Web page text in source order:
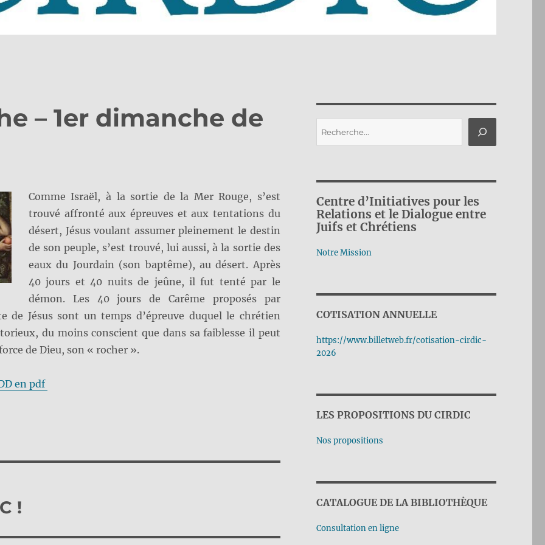
– 1er dimanche de
Comme Israël, à la sortie de la Mer Rouge, s’est
trouvé affronté aux épreuves et aux tentations du
désert, Jésus voulant assumer pleinement le destin
de son peuple, s’est trouvé, lui aussi, à la sortie des
eaux du Jourdain (son baptême), au désert. Après
40 jours et 40 nuits de jeûne, il fut tenté par le
démon. Les 40 jours de Carême proposés par
de Jésus sont un temps d’épreuve duquel le chrétien
du moins conscient que dans sa faiblesse il peut
de Dieu, son « rocher ».
en pdf
!
Centre d’Initiatives pour les
Relations et le Dialogue entre
Juifs et Chrétiens
Notre Mission
COTISATION ANNUELLE
https://www.billetweb.fr/cotisation-cirdic-
2026
LES PROPOSITIONS DU CIRDIC
Nos propositions
CATALOGUE DE LA BIBLIOTHÈQUE
Consultation en ligne